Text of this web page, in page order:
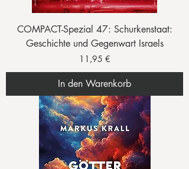
COMPACT-Spezial 47: Schurkenstaat:
Geschichte und Gegenwart Israels
Preis
11,95 €
In den Warenkorb